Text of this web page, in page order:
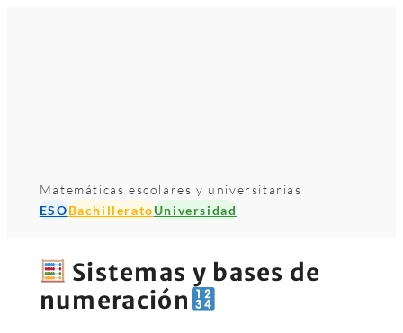
Matemáticas escolares y universitarias
ESOBachilleratoUniversidad
Sistemas y bases de
numeración